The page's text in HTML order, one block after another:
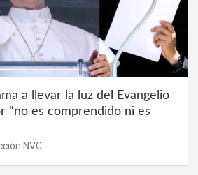
a llevar la luz del Evangelio
“no es comprendido ni es
NVC